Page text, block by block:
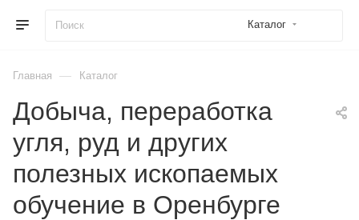
Каталог
Главная — Каталог
Добыча, переработка
угля, руд и других
полезных ископаемых
обучение в Оренбурге